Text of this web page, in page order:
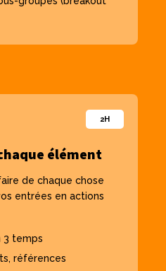
2H
élément
de chaque chose
entrées en actions
3 temps
références